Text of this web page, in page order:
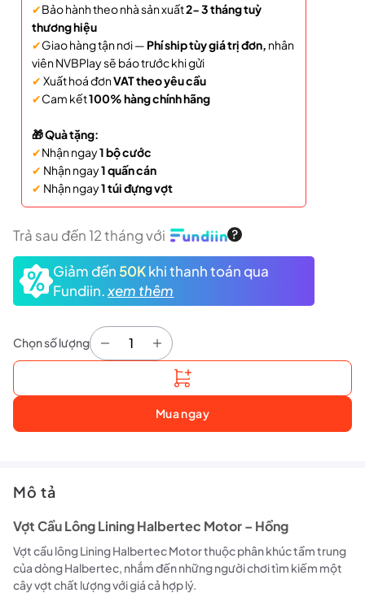
1.129.000 ₫.
✔Bảo hành theo nhà sản xuất2- 3 tháng tuỳ
thương hiệu
✔Giao hàng tận nơi — Phí ship tùy giá trị đơn, nhân
viên NVBPlay sẽ báo trước khi gửi
✔ Xuất hoá đơnVAT theo yêu cầu
✔Cam kết100% hàng chính hãng
🎁 Quà tặng:
✔Nhận ngay1 bộ cước
✔ Nhận ngay1 quấn cán
✔ Nhận ngay1 túi đựng vợt
Trả sau đến 12 tháng với
Giảm đến 50Kkhi thanh toán qua
Fundiin.xem thêm
Chọn số lượng
Vợt Cầu Lông Lining Halbertec Motor - Hồng số
Mua ngay
Mô tả
Vợt Cầu Lông Lining Halbertec Motor – Hồng
Vợt cầu lông Lining Halbertec Motor thuộc phân khúc tầm trung
của dòng Halbertec, nhắm đến những người chơi tìm kiếm một
cây vợt chất lượng với giá cả hợp lý.